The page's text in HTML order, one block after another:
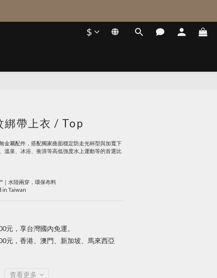
$
綁帶上衣 / Top
金屬配件，搭配獨家曲面穩定防走光杯型與加寬下
溫泉、冰浴、衝浪等高低強度水上運動等的首選比
｜水陸兩穿，環保布料
in Taiwan
元，享台灣國內免運。
元，香港、澳門、新加坡、馬來西亞
查看更多